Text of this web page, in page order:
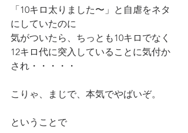
「10キロ太りました〜」と自虐をネタ
にしていたのに
気がついたら、ちっとも10キロでなく
12キロ代に突入していることに気付か
され・・・・・
こりゃ、まじで、本気でやばいぞ。
ということで